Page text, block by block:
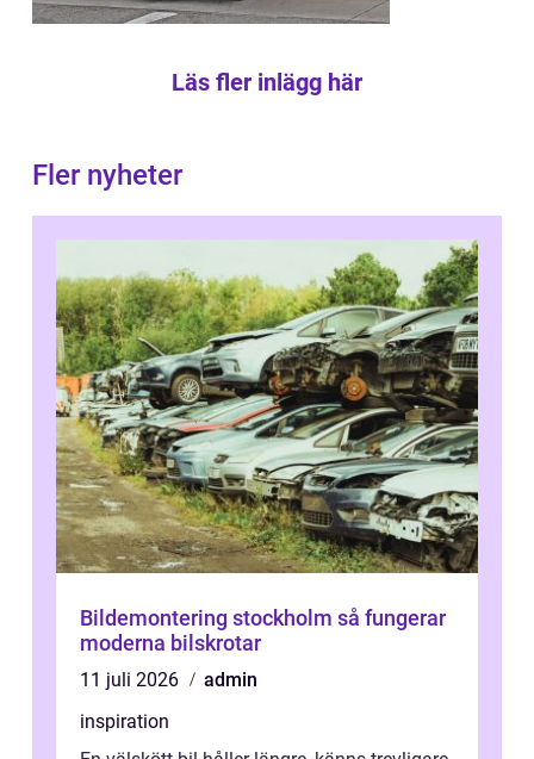
Läs fler inlägg här
Fler nyheter
Bildemontering stockholm så fungerar
moderna bilskrotar
11 juli 2026
admin
inspiration